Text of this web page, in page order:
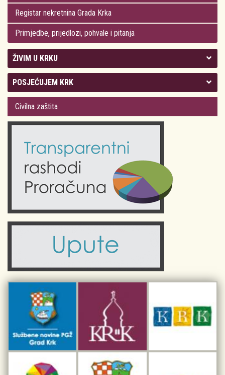
Registar nekretnina Grada Krka
Primjedbe, prijedlozi, pohvale i pitanja
ŽIVIM U KRKU
Kolegij gradonačelnika
Gradsko vijeće
Odluke Grada Krka (Službene novine PGŽ)
Obrazovanje
Komunalne usluge
Civilni sektor (arhiva udruga)
Sport i rekreacija
POSJEĆUJEM KRK
Plan Grada Krka
Krk 360° VR panorama
Krk uživo
Fotogalerije
Kalendar događanja
Turistička zajednica otoka Krka
Kulturno-turistička ruta Putovima Frankopana
Dar iz Krka
Interpretacijski centar pomorske baštine
Civilna zaštita